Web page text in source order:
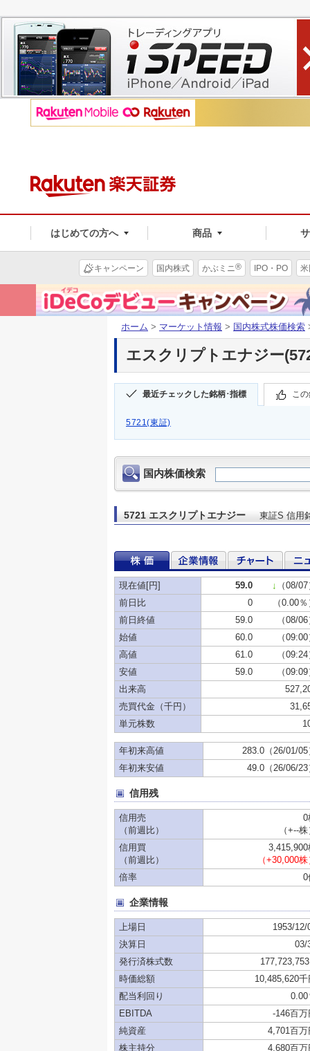
はじめての方へ 商品
キャンペーン 国内株式 かぶミニ® IPO・PO
ホーム > マーケット情報 > 国内株式株価検索
エスクリプトエナジー
最近チェックした銘柄･指標 こ
5721(東証)